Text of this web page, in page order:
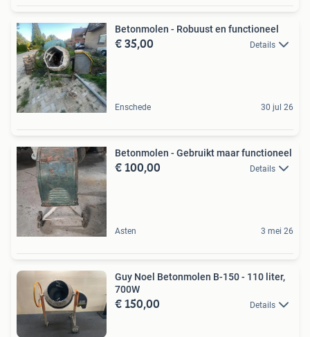
Betonmolen - Robuust en functioneel
€ 35,00 Details
Enschede 30 jul 26
Betonmolen - Gebruikt maar functioneel
€ 100,00 Details
Asten 3 mei 26
Guy Noel Betonmolen B-150 - 110 liter,
700W
€ 150,00 Details